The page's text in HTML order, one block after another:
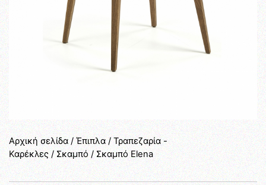
Αρχική σελίδα/Έπιπλα/Τραπεζαρία -
Καρέκλες/Σκαμπό/ Σκαμπό Elena